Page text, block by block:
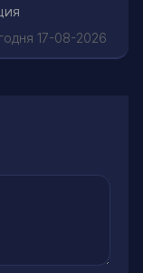
17-08-2026